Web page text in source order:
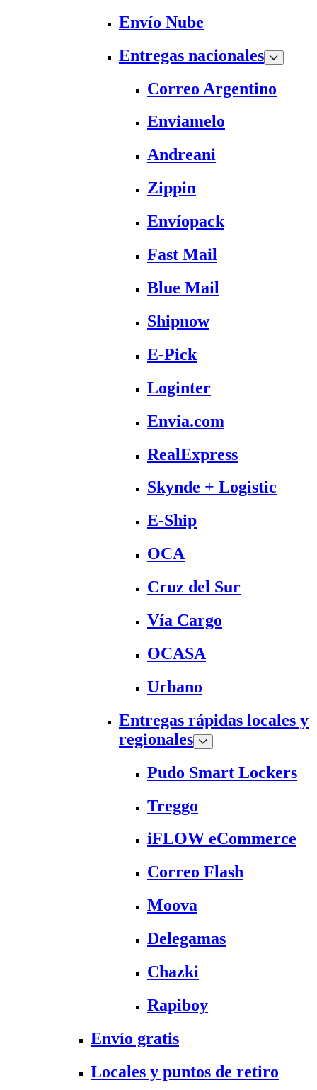
Envío Nube
Entregas nacionales
Correo Argentino
Enviamelo
Andreani
Zippin
Envíopack
Fast Mail
Blue Mail
Shipnow
E-Pick
Loginter
Envia.com
RealExpress
Skynde + Logistic
E-Ship
OCA
Cruz del Sur
Vía Cargo
OCASA
Urbano
Entregas rápidas locales y
regionales
Pudo Smart Lockers
Treggo
iFLOW eCommerce
Correo Flash
Moova
Delegamas
Chazki
Rapiboy
Envío gratis
Locales y puntos de retiro